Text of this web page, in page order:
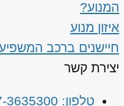
המנוע?
איזון מנוע
חיישנים ברכב
יצירת קשר
טלפון: 077-3635300